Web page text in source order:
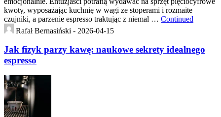
kwoty, wyposażając kuchnię w wagi ze stoperami i rozmaite
czujniki, a parzenie espresso traktując z niemal … Continued
Rafał Bernasiński - 2026-04-15
Jak fizyk parzy kawę: naukowe sekrety idealnego
espresso